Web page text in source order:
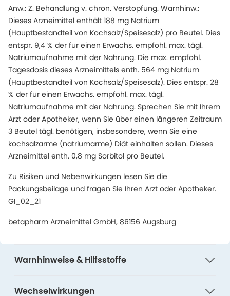
Anw.: Z. Behandlung v. chron. Verstopfung. Warnhinw.:
Dieses Arzneimittel enthält 188 mg Natrium
(Hauptbestandteil von Kochsalz/Speisesalz) pro Beutel. Dies
entspr. 9,4 % der für einen Erwachs. empfohl. max. tägl.
Natriumaufnahme mit der Nahrung. Die max. empfohl.
Tagesdosis dieses Arzneimittels enth. 564 mg Natrium
(Hauptbestandteil von Kochsalz/Speisesalz). Dies entspr. 28
% der für einen Erwachs. empfohl. max. tägl.
Natriumaufnahme mit der Nahrung. Sprechen Sie mit Ihrem
Arzt oder Apotheker, wenn Sie über einen längeren Zeitraum
3 Beutel tägl. benötigen, insbesondere, wenn Sie eine
kochsalzarme (natriumarme) Diät einhalten sollen. Dieses
Arzneimittel enth. 0,8 mg Sorbitol pro Beutel.
Zu Risiken und Nebenwirkungen lesen Sie die
Packungsbeilage und fragen Sie Ihren Arzt oder Apotheker.
GI_02_21
betapharm Arzneimittel GmbH, 86156 Augsburg
Warnhinweise & Hilfsstoffe
Wechselwirkungen